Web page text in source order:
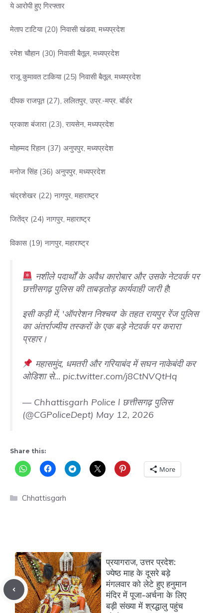
ये आरोपी हुए गिरफ्तार
मेताप टाटिया (20) निवासी खंडवा, मध्यप्रदेश
रमेश चौहान (30) निवासी बैतूल, मध्यप्रदेश
राजू कुमावत टाकिया (25) निवासी बैतूल, मध्यप्रदेश
दीपक राजपूत (27), ललितपुर, उप्र.-मप्र. बॉर्डर
प्रकाश बंजारा (23), रायसेन, मध्यप्रदेश
मोहम्मद रिहान (37) अनुपपुर, मध्यप्रदेश
मनोज सिंह (36) अनुपपुर, मध्यप्रदेश
चंद्रशेखर (22) नागपुर, महाराष्ट्र
जितेंद्र (24) नागपुर, महाराष्ट्र
विकास (19) नागपुर, महाराष्ट्र
नशीले पदार्थों के अवैध कारोबार और उसके नेटवर्क पर
छत्तीसगढ़ पुलिस की ताबड़तोड़ कार्यवाही जारी है!
इसी कड़ी में, 'ऑपरेशन निश्चय' के तहत रायपुर रेंज पुलिस
का अंतर्राज्यीय तस्करों के एक बड़े नेटवर्क पर करारा
प्रहार।
महासमुंद, धमतरी और गरियाबंद में सघन नाकेबंदी कर
ओडिशा से… pic.twitter.com/j8CtNVQtHq
— Chhattisgarh Police l छत्तीसगढ़ पुलिस
(@CGPoliceDept) May 12, 2026
Share this:
More
Categories
Chhattisgarh
प्रयागराज, उत्तर प्रदेश:
ज्येष्ठ माह के दूसरे बड़े
मंगलवार को लेटे हुए हनुमान
मंदिर में पूजा-अर्चना के लिए
बड़ी संख्या में श्रद्धालु पहुंच